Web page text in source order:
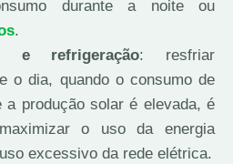
durante a noite ou
.
e refrigeração: resfriar
o dia, quando o consumo de
a produção solar é elevada, é
o uso da energia
excessivo da rede elétrica.